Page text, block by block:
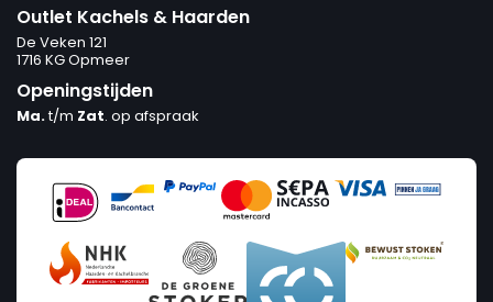
Outlet Kachels & Haarden
De Veken 121
1716 KG Opmeer
Openingstijden
Ma.t/m Zat. op afspraak